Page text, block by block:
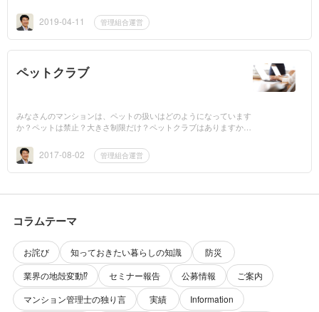
効果は限定的です...
2019-04-11 管理組合運営
ペットクラブ
みなさんのマンションは、ペットの扱いはどのようになっています
か？ペットは禁止？大きさ制限だけ？ペットクラブはありますか？
トクラ...2017-08-02 管理組合運営
コラムテーマ
お詫び 知っておきたい暮らしの知識
防災
業界の地殻変動⁉️
セミナー報告 公募情報
ご案内
マンション管理士の独り言
実績
Information